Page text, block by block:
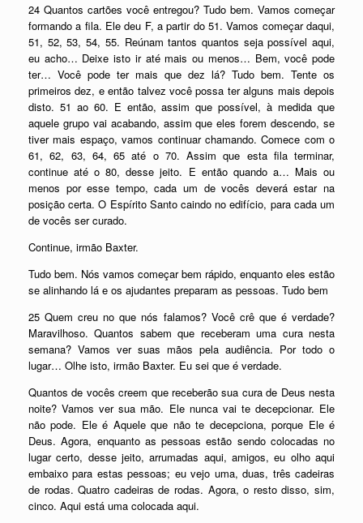
24 Quantos cartões você entregou? Tudo bem. Vamos começar
formando a fila. Ele deu F, a partir do 51. Vamos começar daqui,
51, 52, 53, 54, 55. Reúnam tantos quantos seja possível aqui,
eu acho… Deixe isto ir até mais ou menos… Bem, você pode
ter… Você pode ter mais que dez lá? Tudo bem. Tente os
primeiros dez, e então talvez você possa ter alguns mais depois
disto. 51 ao 60. E então, assim que possível, à medida que
aquele grupo vai acabando, assim que eles forem descendo, se
tiver mais espaço, vamos continuar chamando. Comece com o
61, 62, 63, 64, 65 até o 70. Assim que esta fila terminar,
continue até o 80, desse jeito. E então quando a… Mais ou
menos por esse tempo, cada um de vocês deverá estar na
posição certa. O Espírito Santo caindo no edifício, para cada um
de vocês ser curado.
Continue, irmão Baxter.
Tudo bem. Nós vamos começar bem rápido, enquanto eles estão
se alinhando lá e os ajudantes preparam as pessoas. Tudo bem
25 Quem creu no que nós falamos? Você crê que é verdade?
Maravilhoso. Quantos sabem que receberam uma cura nesta
semana? Vamos ver suas mãos pela audiência. Por todo o
lugar… Olhe isto, irmão Baxter. Eu sei que é verdade.
Quantos de vocês creem que receberão sua cura de Deus nesta
noite? Vamos ver sua mão. Ele nunca vai te decepcionar. Ele
não pode. Ele é Aquele que não te decepciona, porque Ele é
Deus. Agora, enquanto as pessoas estão sendo colocadas no
lugar certo, desse jeito, arrumadas aqui, amigos, eu olho aqui
embaixo para estas pessoas; eu vejo uma, duas, três cadeiras
de rodas. Quatro cadeiras de rodas. Agora, o resto disso, sim,
cinco. Aqui está uma colocada aqui.